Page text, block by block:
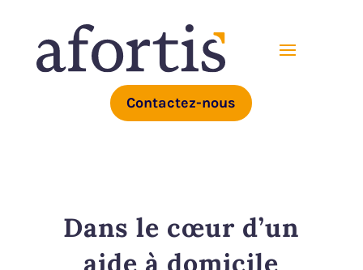
Contactez-nous
Dans le cœur d’un
aide à domicile